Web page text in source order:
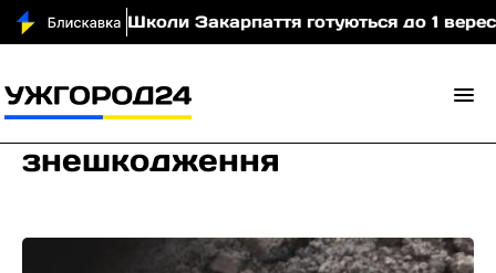
Школи Закарпаття готуються до 1
знешкодження